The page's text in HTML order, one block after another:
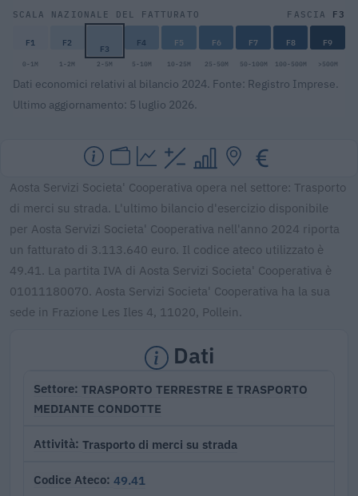
SCALA NAZIONALE DEL FATTURATO FASCIA F3
F1 F2 F3 F4 F5 F6 F7 F8 F9
0-1M 1-2M 2-5M 5-10M 10-25M 25-50M 50-100M 100-500M >500M
Dati economici relativi al bilancio 2024. Fonte: Registro Imprese.
Ultimo aggiornamento: 5 luglio 2026.
Aosta Servizi Societa' Cooperativa opera nel settore: Trasporto
di merci su strada. L'ultimo bilancio d'esercizio disponibile
per Aosta Servizi Societa' Cooperativa nell'anno 2024 riporta
un fatturato di 3.113.640 euro. Il codice ateco utilizzato è
49.41. La partita IVA di Aosta Servizi Societa' Cooperativa è
01011180070. Aosta Servizi Societa' Cooperativa ha la sua
sede in Frazione Les Iles 4, 11020, Pollein.
Dati
Settore TRASPORTO TERRESTRE E TRASPORTO
MEDIANTE CONDOTTE
Attività Trasporto di merci su strada
Codice Ateco 49.41